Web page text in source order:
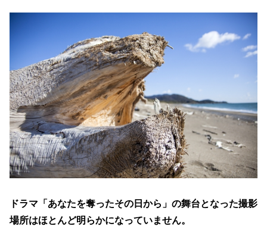
ドラマ「あなたを奪ったその日から」の舞台となった撮影
場所はほとんど明らかになっていません。